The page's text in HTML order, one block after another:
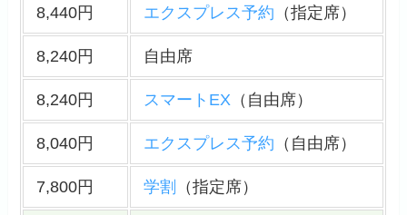
8,440円 エクスプレス予約 （指定席）
8,240円 自由席
8,240円 スマートEX（自由席）
8,040円 エクスプレス予約 （自由席）
7,800円 学割 （指定席）